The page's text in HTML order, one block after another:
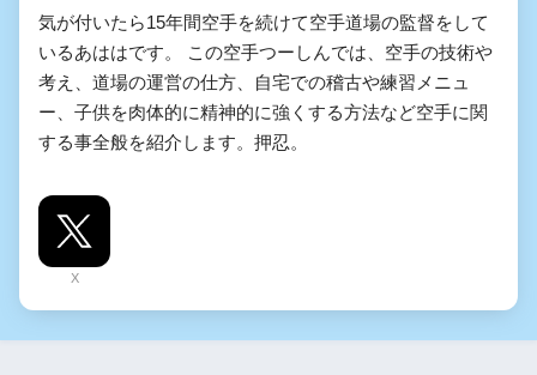
気が付いたら15年間空手を続けて空手道場の監督をして
いるあははです。 この空手つーしんでは、空手の技術や
考え、道場の運営の仕方、自宅での稽古や練習メニュ
ー、子供を肉体的に精神的に強くする方法など空手に関
する事全般を紹介します。押忍。
X